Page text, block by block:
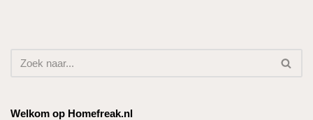
Welkom op Homefreak.nl